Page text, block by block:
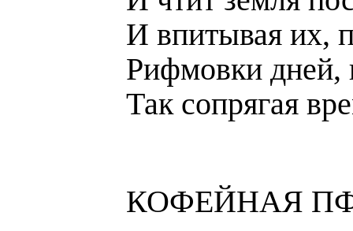
И впитывая их,
Рифмовки дней,
Так сопрягая
КОФЕЙНАЯ